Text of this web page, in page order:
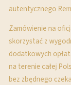
autentycznego
Zamówienie na
skorzystać z
dodatkowych
na terenie całej
bez zbędnego